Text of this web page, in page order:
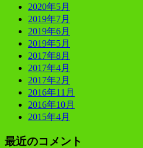
2020年5月
2019年7月
2019年6月
2019年5月
2017年8月
2017年4月
2017年2月
2016年11月
2016年10月
2015年4月
最近のコメント